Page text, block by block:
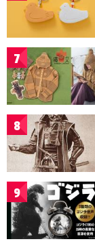
7
8
9